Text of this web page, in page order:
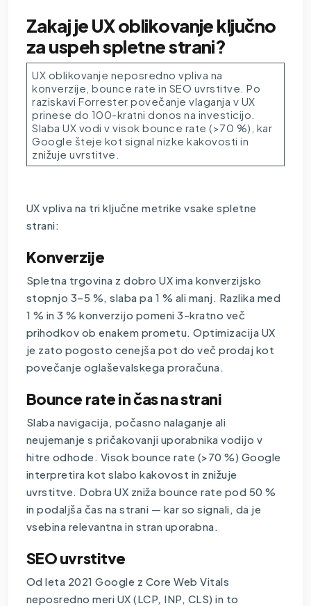
Zakaj je UX oblikovanje ključno
za uspeh spletne strani?
UX oblikovanje neposredno vpliva na
konverzije, bounce rate in SEO uvrstitve. Po
raziskavi Forrester povečanje vlaganja v UX
prinese do 100-kratni donos na investicijo.
Slaba UX vodi v visok bounce rate (>70 %), kar
Google šteje kot signal nizke kakovosti in
znižuje uvrstitve.
UX vpliva na tri ključne metrike vsake spletne
strani:
Konverzije
Spletna trgovina z dobro UX ima konverzijsko
stopnjo 3–5 %, slaba pa 1 % ali manj. Razlika med
1 % in 3 % konverzijo pomeni 3-kratno več
prihodkov ob enakem prometu. Optimizacija UX
je zato pogosto cenejša pot do več prodaj kot
povečanje oglaševalskega proračuna.
Bounce rate in čas na strani
Slaba navigacija, počasno nalaganje ali
neujemanje s pričakovanji uporabnika vodijo v
hitre odhode. Visok bounce rate (>70 %) Google
interpretira kot slabo kakovost in znižuje
uvrstitve. Dobra UX zniža bounce rate pod 50 %
in podaljša čas na strani — kar so signali, da je
vsebina relevantna in stran uporabna.
SEO uvrstitve
Od leta 2021 Google z Core Web Vitals
neposredno meri UX (LCP, INP, CLS) in to